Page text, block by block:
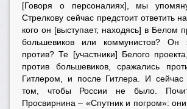
[Говоря о персоналиях], мы
Стрелкову сейчас предстоит ответить
кого он [выступает, находясь] в Белом
большевиков или коммунистов? Он
против? Те [участники] Белого
против большевиков, сражались
Гитлером, и после Гитлера. И
том, чтобы России не было.
Просвирнина – «Спутник и погром»: